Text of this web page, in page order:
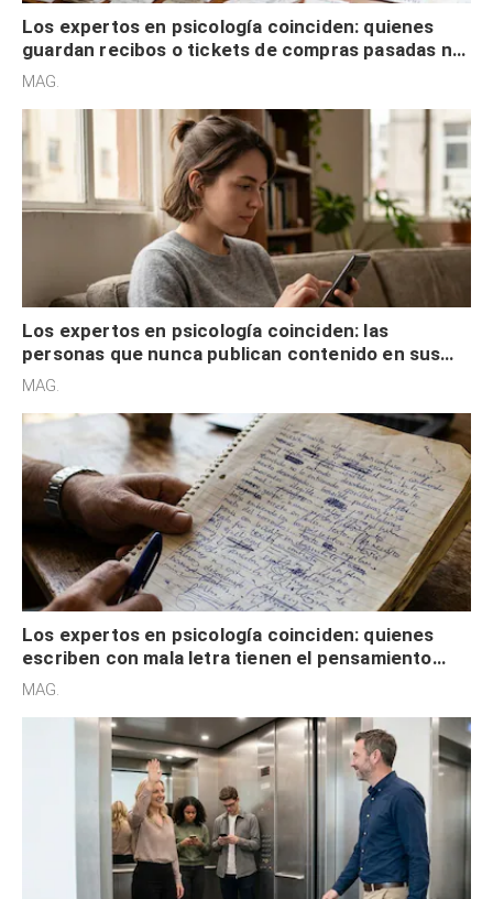
Los expertos en psicología coinciden: quienes
guardan recibos o tickets de compras pasadas no
son acumuladores, sino que tienen necesidad de
MAG.
Los expertos en psicología coinciden: las
personas que nunca publican contenido en sus
redes sociales no pretenden buscar validación
MAG.
Los expertos en psicología coinciden: quienes
escriben con mala letra tienen el pensamiento
acelerado y no lo hacen por desinterés
MAG.